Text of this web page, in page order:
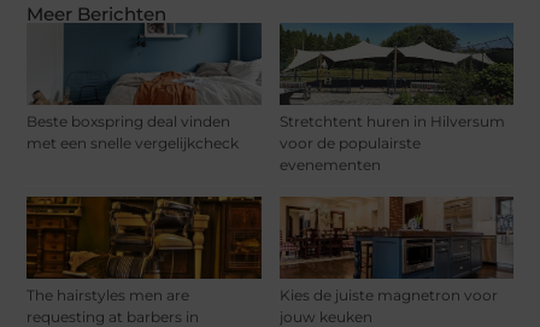
Meer Berichten
Beste boxspring deal vinden
met een snelle vergelijkcheck
Stretchtent huren in Hilversum
voor de populairste
evenementen
The hairstyles men are
requesting at barbers in
Kies de juiste magnetron voor
jouw keuken